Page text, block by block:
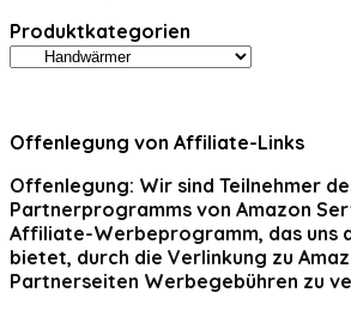
Produktkategorien
Offenlegung von Affiliate-Links
Offenlegung: Wir sind Teilnehmer
Partnerprogramms von Amazon
Affiliate-Werbeprogramm, das uns
bietet, durch die Verlinkung zu
Partnerseiten Werbegebühren zu